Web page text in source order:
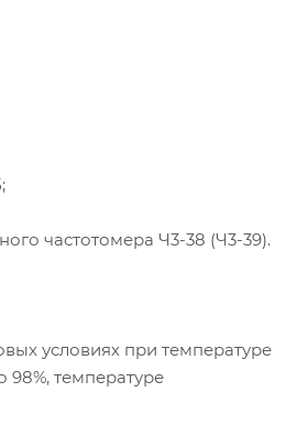
частотомера Ч3-38 (Ч3-39).
условиях при температуре
98%, температуре